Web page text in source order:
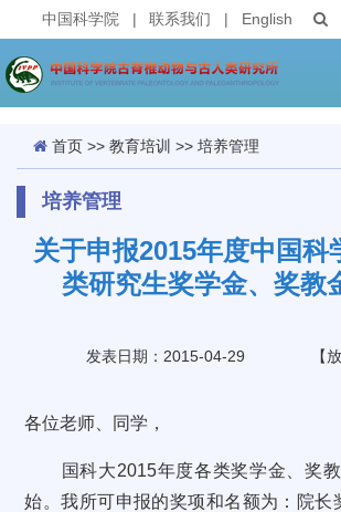
中国科学院 | 联系我们 | English
首页 >> 教育培训 >> 培养管理
培养管理
关于申报2015年度中国科
类研究生奖学金、奖教
发表日期：2015-04-29 【
各位老师、同学，
国科大2015年度各类奖学金、奖教
始。我所可申报的奖项和名额为：院长